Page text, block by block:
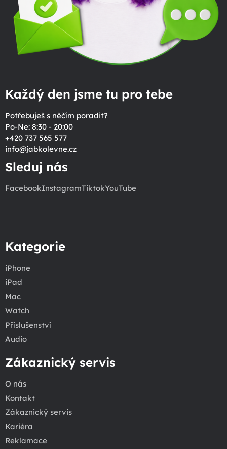
Každý den jsme tu pro tebe
Potřebuješ s něčím poradit?
Po-Ne: 8:30 - 20:00
+420 737 565 577
info@jabkolevne.cz
Sleduj nás
FacebookInstagramTiktokYouTube
Kategorie
iPhone
iPad
Mac
Watch
Příslušenství
Audio
Zákaznický servis
O nás
Kontakt
Zákaznický servis
Kariéra
Reklamace